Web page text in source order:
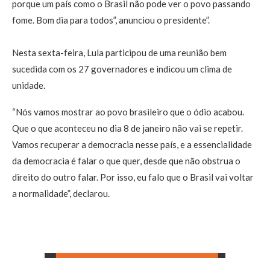
porque um país como o Brasil não pode ver o povo passando
fome. Bom dia para todos”, anunciou o presidente”.
Nesta sexta-feira, Lula participou de uma reunião bem
sucedida com os 27 governadores e indicou um clima de
unidade.
“Nós vamos mostrar ao povo brasileiro que o ódio acabou.
Que o que aconteceu no dia 8 de janeiro não vai se repetir.
Vamos recuperar a democracia nesse país, e a essencialidade
da democracia é falar o que quer, desde que não obstrua o
direito do outro falar. Por isso, eu falo que o Brasil vai voltar
a normalidade”, declarou.